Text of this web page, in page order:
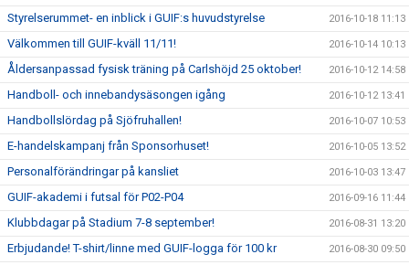
Styrelserummet- en inblick i GUIF:s huvudstyrelse 2016-10-18 11:13
Välkommen till GUIF-kväll 11/11! 2016-10-14 10:13
Åldersanpassad fysisk träning på Carlshöjd 25 oktober! 2016-10-12 14:58
Handboll- och innebandysäsongen igång 2016-10-12 13:41
Handbollslördag på Sjöfruhallen! 2016-10-07 10:53
E-handelskampanj från Sponsorhuset! 2016-10-05 13:52
Personalförändringar på kansliet 2016-10-03 13:47
GUIF-akademi i futsal för P02-P04 2016-09-16 11:44
Klubbdagar på Stadium 7-8 september! 2016-08-31 13:20
Erbjudande! T-shirt/linne med GUIF-logga för 100 kr 2016-08-30 09:50